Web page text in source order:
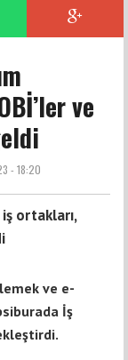
ve
- 18:20
ortakları,
ve e-
İş